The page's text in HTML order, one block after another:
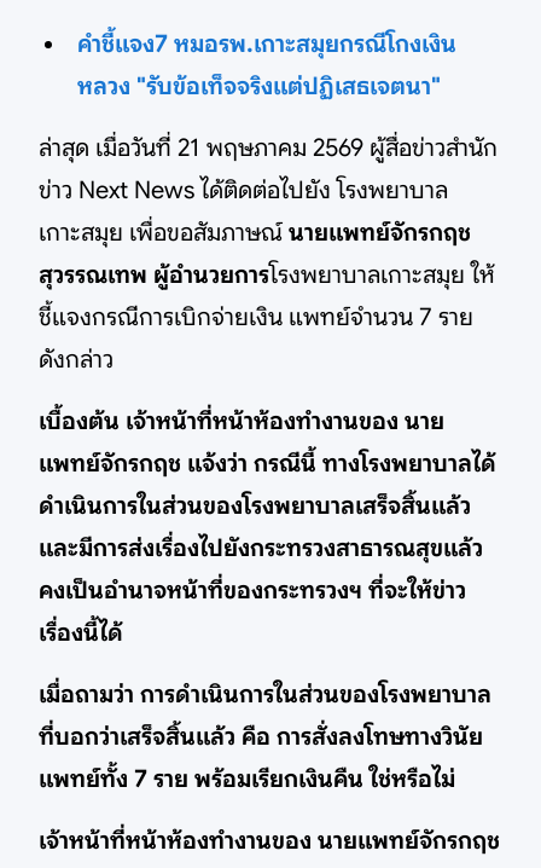
คำชี้แจง7 หมอรพ.เกาะสมุยกรณีโกงเงิน
หลวง "รับข้อเท็จจริงแต่ปฏิเสธเจตนา"
ล่าสุด เมื่อวันที่ 21 พฤษภาคม 2569 ผู้สื่อข่าวสำนัก
ข่าว Next News ได้ติดต่อไปยัง โรงพยาบาล
เกาะสมุย เพื่อขอสัมภาษณ์ นายแพทย์จักรกฤช
สุวรรณเทพ ผู้อำนวยการโรงพยาบาลเกาะสมุย ให้
ชี้แจงกรณีการเบิกจ่ายเงิน แพทย์จำนวน 7 ราย
ดังกล่าว
เบื้องต้น เจ้าหน้าที่หน้าห้องทำงานของ นาย
แพทย์จักรกฤช แจ้งว่า กรณีนี้ ทางโรงพยาบาลได้
ดำเนินการในส่วนของโรงพยาบาลเสร็จสิ้นแล้ว
และมีการส่งเรื่องไปยังกระทรวงสาธารณสุขแล้ว
คงเป็นอำนาจหน้าที่ของกระทรวงฯ ที่จะให้ข่าว
เรื่องนี้ได้
เมื่อถามว่า การดำเนินการในส่วนของโรงพยาบาล
ที่บอกว่าเสร็จสิ้นแล้ว คือ การสั่งลงโทษทางวินัย
แพทย์ทั้ง 7 ราย พร้อมเรียกเงินคืน ใช่หรือไม่
เจ้าหน้าที่หน้าห้องทำงานของ นายแพทย์จักรกฤช